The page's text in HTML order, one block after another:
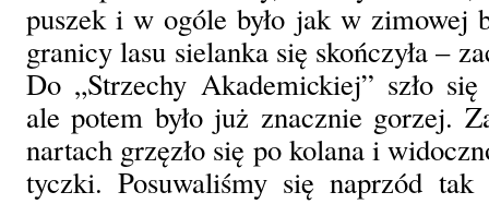
puszek i w ogóle było jak w zimowej
granicy lasu sielanka się skończyła –
Do „Strzechy Akademickiej” szło
ale potem było już znacznie gorzej.
nartach grzęzło się po kolana i
tyczki. Posuwaliśmy się naprzód